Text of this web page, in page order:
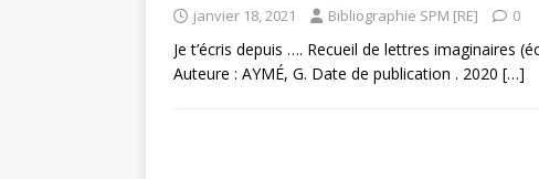
janvier 18, 2021 Bibliographie SPM [RE] 0
Je t’écris depuis …. Recueil de lettres imaginaires
Auteure : AYMÉ, G. Date de publication . 2020 […]